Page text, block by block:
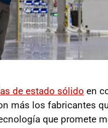
de estado sólido en
más los fabricantes
que promete